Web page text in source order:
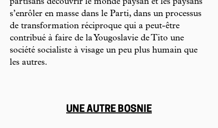
partisans découvrir le monde paysan et les paysans
s’enrôler en masse dans le Parti, dans un processus
de transformation réciproque qui a peut-être
contribué à faire de la Yougoslavie de Tito une
société socialiste à visage un peu plus humain que
les autres.
UNE AUTRE BOSNIE